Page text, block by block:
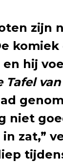
zijn
komiek
hij
Tafel
niet
zat,”